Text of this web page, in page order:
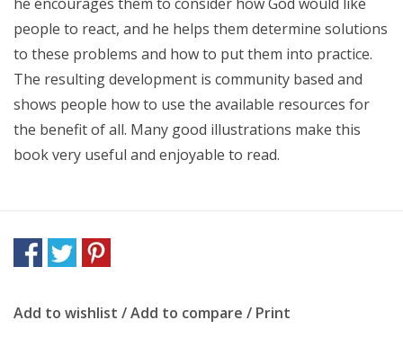
people to react, and he helps them determine solutions
to these problems and how to put them into practice.
The resulting development is community based and
shows people how to use the available resources for
the benefit of all. Many good illustrations make this
book very useful and enjoyable to read.
Add to wishlist /Add to compare / Print